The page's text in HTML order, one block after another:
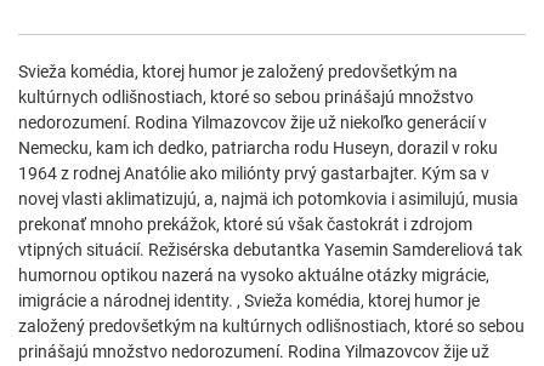
Svieža komédia, ktorej humor je založený predovšetkým na
kultúrnych odlišnostiach, ktoré so sebou prinášajú množstvo
nedorozumení. Rodina Yilmazovcov žije už niekoľko generácií v
Nemecku, kam ich dedko, patriarcha rodu Huseyn, dorazil v roku
1964 z rodnej Anatólie ako miliónty prvý gastarbajter. Kým sa v
novej vlasti aklimatizujú, a, najmä ich potomkovia i asimilujú, musia
prekonať mnoho prekážok, ktoré sú však častokrát i zdrojom
vtipných situácií. Režisérska debutantka Yasemin Samdereliová tak
humornou optikou nazerá na vysoko aktuálne otázky migrácie,
imigrácie a národnej identity. , Svieža komédia, ktorej humor je
založený predovšetkým na kultúrnych odlišnostiach, ktoré so sebou
prinášajú množstvo nedorozumení. Rodina Yilmazovcov žije už